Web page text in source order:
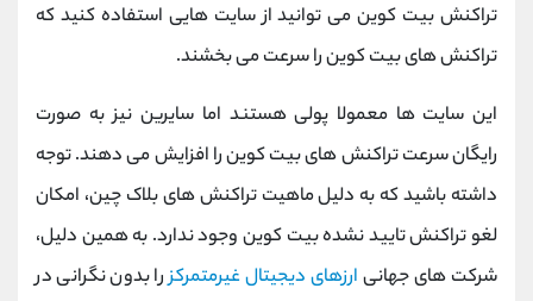
تراکنش بیت کوین می توانید از سایت هایی استفاده کنید که
تراکنش های بیت کوین را سرعت می بخشند.
این سایت ها معمولا پولی هستند اما سایرین نیز به صورت
رایگان سرعت تراکنش های بیت کوین را افزایش می دهند. توجه
داشته باشید که به دلیل ماهیت تراکنش های بلاک چین، امکان
لغو تراکنش تایید نشده بیت کوین وجود ندارد. به همین دلیل،
شرکت های جهانی ارزهای دیجیتال غیرمتمرکزرا بدون نگرانی در